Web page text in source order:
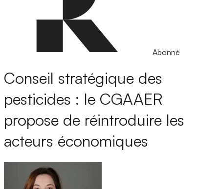
Abonné
Conseil stratégique des
pesticides : le CGAAER
propose de réintroduire les
acteurs économiques